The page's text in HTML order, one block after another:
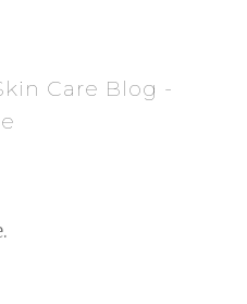
Care Blog -